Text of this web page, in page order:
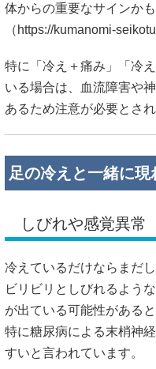
体からの重要なサインか
（ https://kumanomi-
特に「冷え＋痛み」「冷
いる場合は、血流障害や
あるため注意が必要とされ
足の冷えと一緒に
しびれや感覚異常
冷えているだけならまだ
ビリビリとしびれるよう
が出ている可能性がある
特に糖尿病による末梢神
すいと言われています。